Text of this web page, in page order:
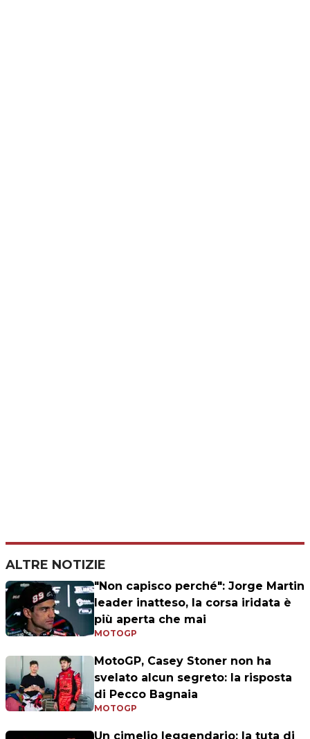
ALTRE NOTIZIE
"Non capisco perché": Jorge Martin
leader inatteso, la corsa iridata è
più aperta che mai
MOTOGP
MotoGP, Casey Stoner non ha
svelato alcun segreto: la risposta
di Pecco Bagnaia
MOTOGP
Un cimelio leggendario: la tuta di